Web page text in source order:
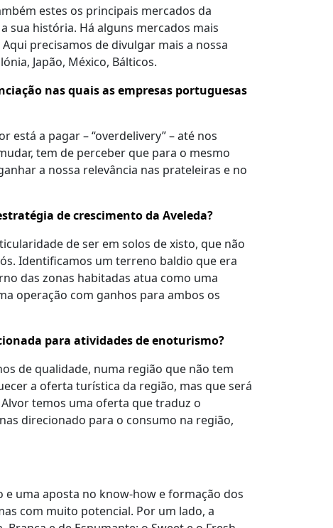
estes os principais mercados da
sua história. Há alguns mercados mais
precisamos de divulgar mais a nossa
Japão, México, Bálticos.
nas quais as empresas portuguesas
a pagar – “overdelivery” – até nos
tem de perceber que para o mesmo
a nossa relevância nas prateleiras e no
de crescimento da Aveleda?
de ser em solos de xisto, que não
Identificamos um terreno baldio que era
das zonas habitadas atua como uma
operação com ganhos para ambos os
para atividades de enoturismo?
de qualidade, numa região que não tem
a oferta turística da região, mas que será
temos uma oferta que traduz o
direcionado para o consumo na região,
e uma aposta no know-how e formação dos
com muito potencial. Por um lado, a